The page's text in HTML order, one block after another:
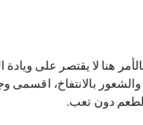
هنا لا يقتصر على ويادة
بالانتفاخ، اقسمى
دون تعب.